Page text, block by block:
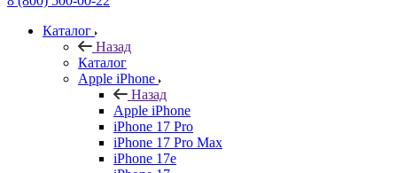
Каталог
Назад
Каталог
Apple iPhone
Назад
Apple iPhone
iPhone 17 Pro
iPhone 17 Pro Max
iPhone 17e